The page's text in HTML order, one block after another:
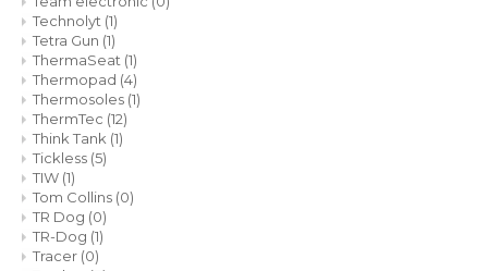
Technolyt (1)
Tetra Gun (1)
ThermaSeat (1)
Thermopad (4)
Thermosoles (1)
ThermTec (12)
Think Tank (1)
Tickless (5)
TIW (1)
Tom Collins (0)
TR Dog (0)
TR-Dog (1)
Tracer (0)